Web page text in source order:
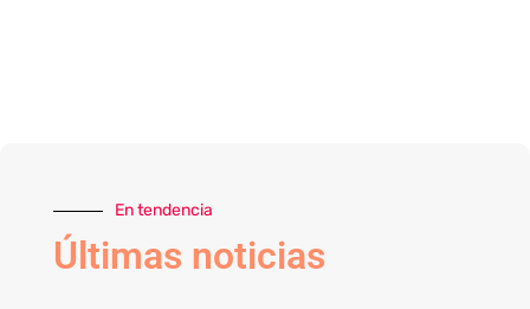
En tendencia
Últimas noticias